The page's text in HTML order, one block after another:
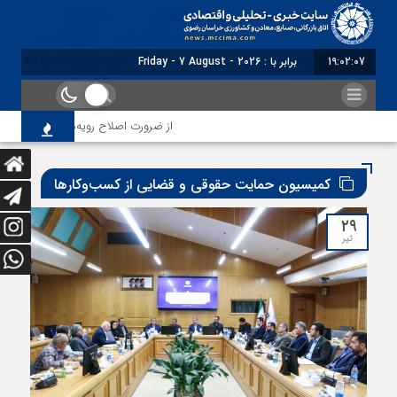
19:02:10 برابر با : Friday - 7 August - 2026
از ضرورت اصلاح رویه‌های بازرسی تا لزوم اصلاح
کمیسیون حمایت حقوقی و قضایی از کسب‌وکارها
۲۹
تیر